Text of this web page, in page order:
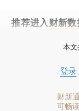
推荐进入 财新
本文
登录
财新
可畅